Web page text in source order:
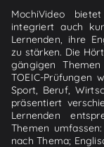
MochiVideo
integriert auch
Lernenden, ihre
zu stärken. Die
gängigen
TOEIC-Prüfungen
Sport, Beruf,
präsentiert
Lernenden
Themen
nach Thema;